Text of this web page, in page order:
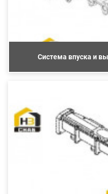
Система впуска и